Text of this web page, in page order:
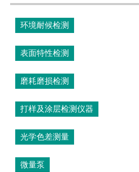
环境耐候检测
表面特性检测
磨耗磨损检测
打样及涂层检测仪器
光学色差测量
微量泵